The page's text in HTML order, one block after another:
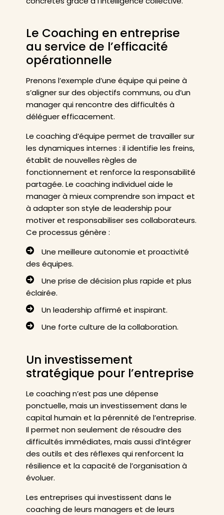
Le Coaching en entreprise
au service de l’efficacité
opérationnelle
Prenons l’exemple d’une équipe qui peine à
s’aligner sur des objectifs communs, ou d’un
manager qui rencontre des difficultés à
déléguer efficacement.
Le coaching d’équipe permet de travailler sur
les dynamiques internes : il identifie les freins,
établit de nouvelles règles de
fonctionnement et renforce la responsabilité
partagée. Le coaching individuel aide le
manager à mieux comprendre son impact et
à adapter son style de leadership pour
motiver et responsabiliser ses collaborateurs.
Ce processus génère :
Une meilleure autonomie et proactivité
des équipes.
Une prise de décision plus rapide et plus
éclairée.
Un leadership affirmé et inspirant.
Une forte culture de la collaboration.
Un investissement
stratégique pour l’entreprise
Le coaching n’est pas une dépense
ponctuelle, mais un investissement dans le
capital humain et la pérennité de l’entreprise.
Il permet non seulement de résoudre des
difficultés immédiates, mais aussi d’intégrer
des outils et des réflexes qui renforcent la
résilience et la capacité de l’organisation à
évoluer.
Les entreprises qui investissent dans le
coaching de leurs managers et de leurs